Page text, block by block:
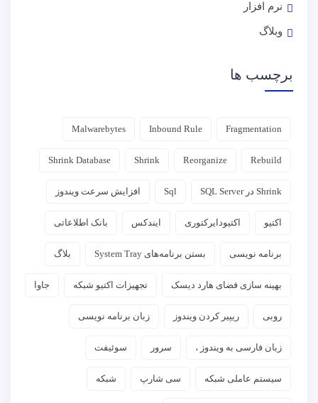
نرم افزار
وبلاگ
برچسب ها
Fragmentation
Inbound Rule
Malwarebytes
Rebuild
Reorganize
Shrink
Shrink Database
Shrink در SQL Server Sql افزایش سرعت ویندوز
اکتیو اکتیودایرکتوری ایندکس‌ بانک اطلاعاتی
برنامه نویسی بستن برنامه‌های System Tray بلاگ
بهینه سازی فضای هارد دیسک تجهیزات اکتیو شبکه جاوا
روبی ریپیر کردن ویندوز زبان برنامه نویسی
زبان فارسی به ویندوز ، سرور سوئیفت
سیستم عاملی شبکه سی شارپ شبکه